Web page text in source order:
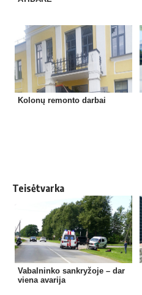
Kolonų remonto darbai
Teisėtvarka
Vabalninko sankryžoje – dar
viena avarija